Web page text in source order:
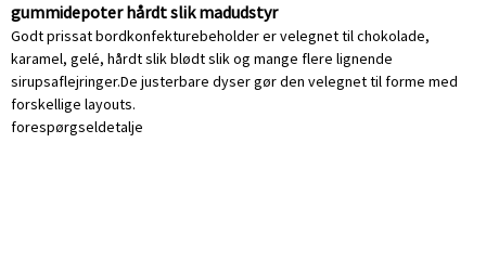
gummidepoter hårdt slik madudstyr
Godt prissat bordkonfekturebeholder er velegnet til chokolade,
karamel, gelé, hårdt slik blødt slik og mange flere lignende
sirupsaflejringer.De justerbare dyser gør den velegnet til forme med
forskellige layouts.
forespørgseldetalje